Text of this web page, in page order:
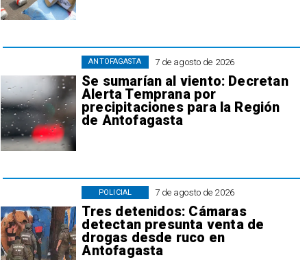
7 de agosto de 2026
Se sumarían al viento: Decretan
Alerta Temprana por
precipitaciones para la Región
de Antofagasta
ANTOFAGASTA
7 de agosto de 2026
Tres detenidos: Cámaras
detectan presunta venta de
drogas desde ruco en
Antofagasta
POLICIAL